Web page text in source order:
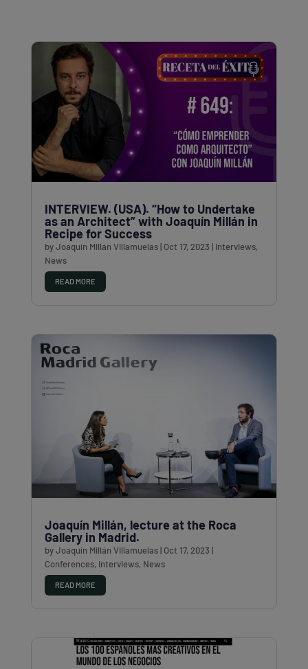
INTERVIEW. (USA). “How to Undertake
as an Architect” with Joaquín Millán in
Recipe for Success
byJoaquín Millán Villamuelas| Oct 17, 2023 | Interviews,
News
READ MORE
Joaquín Millán, lecture at the Roca
Gallery in Madrid.
byJoaquín Millán Villamuelas| Oct 17, 2023 |
Conferences, Interviews, News
READ MORE